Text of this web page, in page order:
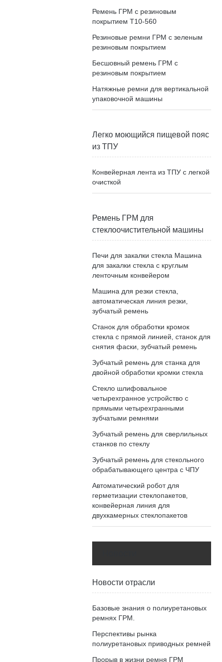
Ремень ГРМ с резиновым
покрытием T10-560
Резиновые ремни ГРМ с зеленым
резиновым покрытием
Бесшовный ремень ГРМ с
резиновым покрытием
Натяжные ремни для вертикальной
упаковочной машины
Легко моющийся пищевой пояс
из ТПУ
Конвейерная лента из ТПУ с легкой
очисткой
Ремень ГРМ для
стеклоочистительной машины
Печи для закалки стекла Машина
для закалки стекла с круглым
ленточным конвейером
Машина для резки стекла,
автоматическая линия резки,
зубчатый ремень
Станок для обработки кромок
стекла с прямой линией, станок для
снятия фаски, зубчатый ремень
Зубчатый ремень для станка для
двойной обработки кромки стекла
Стекло шлифовальное
четырехгранное устройство с
прямыми четырехгранными
зубчатыми ремнями
Зубчатый ремень для сверлильных
станков по стеклу
Зубчатый ремень для стекольного
обрабатывающего центра с ЧПУ
Автоматический робот для
герметизации стеклопакетов,
конвейерная линия для
двухкамерных стеклопакетов
Новости отрасли
Базовые знания о полиуретановых
ремнях ГРМ.
Перспективы рынка
полиуретановых приводных ремней
Прорыв в жизни ремня ГРМ